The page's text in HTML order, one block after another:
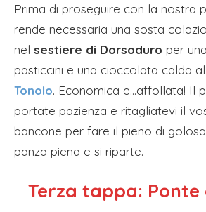
Prima di proseguire con la nostra
rende necessaria una sosta
nel sestiere di Dorsoduro per
pasticcini e una cioccolata calda
Tonolo. Economica e…affollata! Il
portate pazienza e ritagliatevi il
bancone per fare il pieno di
panza piena e si riparte.
Terza tappa: Ponte